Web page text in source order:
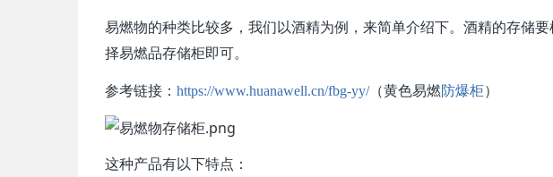
易燃物的种类比较多，我们以酒精为例，来简单介绍下。酒精的存储
择易燃品存储柜即可。
参考链接： https://www.huanawell.cn/fbg-yy/（黄色易燃防爆柜）
这种产品有以下特点：